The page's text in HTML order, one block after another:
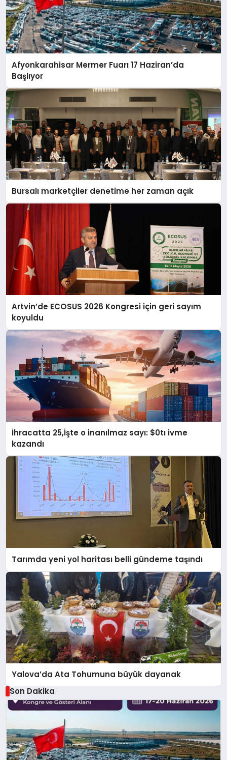
Afyonkarahisar Mermer Fuarı 17 Haziran’da
Başlıyor
Bursalı marketçiler denetime her zaman açık
Artvin’de ECOSUS 2026 Kongresi için geri sayım
koyuldu
İhracatta 25,İşte o inanılmaz sayı: $0tı ivme
kazandı
Tarımda yeni yol haritası belli gündeme taşındı
Yalova’da Ata Tohumuna büyük dayanak
Son Dakika